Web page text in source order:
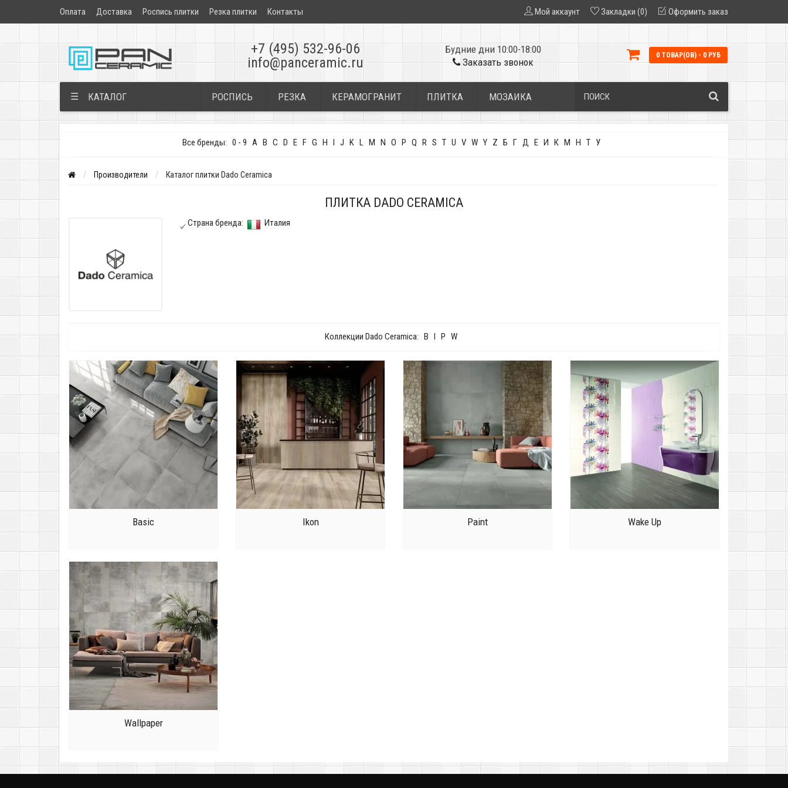
Оплата Доставка Роспись плитки Резка плитки Контакты Мой аккаунт Закладки (0) Оформить заказ
+7 (495) 532-96-06
info@panceramic.ru
Будние дни 10:00-18:00
Заказать звонок
0 ТОВАР(ОВ) - 0 РУБ
☰ КАТАЛОГ РОСПИСЬ РЕЗКА КЕРАМОГРАНИТ ПЛИТКА МОЗАИКА
Все бренды: 0 - 9 A B C D E F G H I J K L M N O P Q R S T U V W Y Z Б Г Д Е И К М Н Т У
Производители Каталог плитки Dado Ceramica
ПЛИТКА DADO CERAMICA
Страна бренда: Италия
Коллекции Dado Ceramica: B I P W
Basic Ikon Paint Wake Up
Wallpaper